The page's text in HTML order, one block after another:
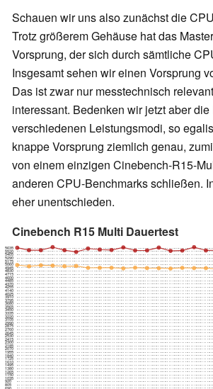
Schauen wir uns also zunächst die
Trotz größerem Gehäuse hat das
Vorsprung, der sich durch sämtliche
Insgesamt sehen wir einen Vorsprung
Das ist zwar nur messtechnisch
interessant. Bedenken wir jetzt aber
verschiedenen Leistungsmodi, so
knappe Vorsprung ziemlich genau,
von einem einzigen Cinebench-R15-
anderen CPU-Benchmarks schließen.
eher unentschieden.
Cinebench R15 Multi Dauertest
805
920
1035
1150
1265
1380
1495
1610
1725
1840
1955
2070
2185
2300
2415
2530
2645
2760
2875
2990
3105
3220
3335
3450
3565
3680
3795
3910
4025
4140
4255
4370
4485
4600
4715
4830
4945
5060
5175
5290
5405
5520
5635